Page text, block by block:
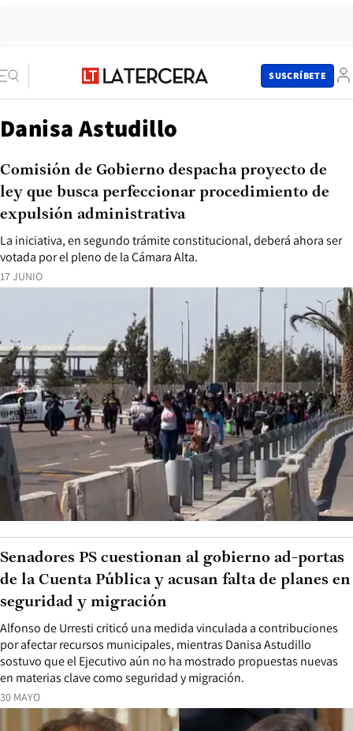
SUSCRÍBETE
Danisa Astudillo
17 JUNIO
La iniciativa, en segundo trámite constitucional, deberá ahora ser
votada por el pleno de la Cámara Alta.
Comisión de Gobierno despacha proyecto de
ley que busca perfeccionar procedimiento de
expulsión administrativa
30 MAYO
Alfonso de Urresti criticó una medida vinculada a contribuciones
por afectar recursos municipales, mientras Danisa Astudillo
sostuvo que el Ejecutivo aún no ha mostrado propuestas nuevas
en materias clave como seguridad y migración.
Senadores PS cuestionan al gobierno ad-portas
de la Cuenta Pública y acusan falta de planes en
seguridad y migración